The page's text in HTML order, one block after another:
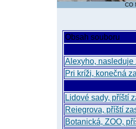
CO
Obsah souboru
Alexyho, nasleduje
Pri kríži, konečná
Lidové sady, příští
Reiegrova, příští
Botanická, ZOO,